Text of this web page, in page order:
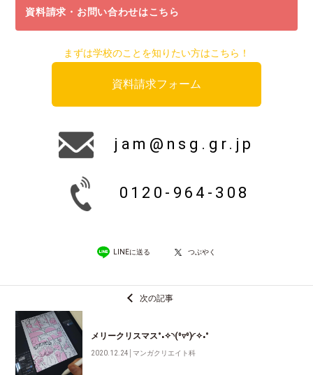
資料請求・お問い合わせはこちら
まずは学校のことを知りたい方はこちら！
資料請求フォーム
jam@nsg.gr.jp
0120-964-308
LINEに送る つぶやく
次の記事
メリークリスマス°˖✧◝(⁰▿⁰)◜✧˖°
2020.12.24 │マンガクリエイト科